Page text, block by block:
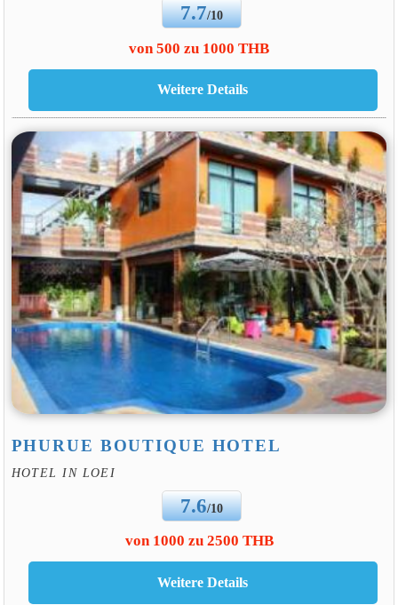
7.7/10
von 500 zu 1000 THB
PHURUE BOUTIQUE HOTEL
HOTEL IN LOEI
7.6/10
von 1000 zu 2500 THB